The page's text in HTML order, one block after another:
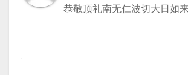
恭敬顶礼南无仁波切大日如